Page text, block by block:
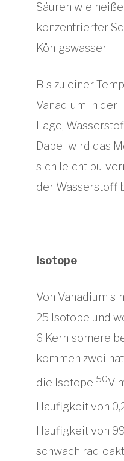
Säuren wie
konzentrierter
Königswasser.
Bis zu einer
Vanadium in der
Lage,
Dabei wird das
sich leicht
der Wasserstoff
Isotope
Von Vanadium
25 Isotope und
6 Kernisomere
kommen zwei
die Isotope 50V
Häufigkeit von
Häufigkeit von
schwach